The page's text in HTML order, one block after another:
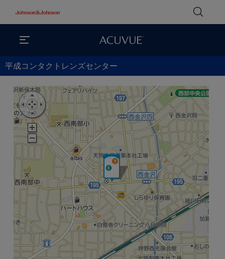
平成コンタクトレンズセンター